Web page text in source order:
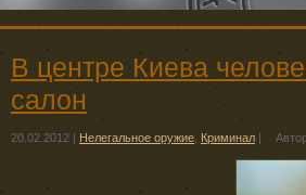
В центре Киева
салон
20.02.2012 | Нелегальное оружие Криминал |